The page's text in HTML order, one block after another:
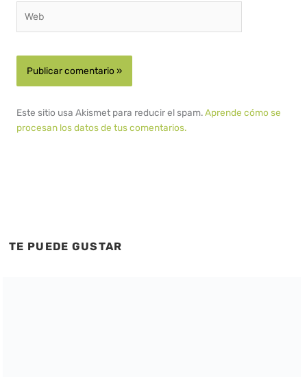
Este sitio usa Akismet para reducir el spam.Aprende cómo se
procesan los datos de tus comentarios.
TE PUEDE GUSTAR